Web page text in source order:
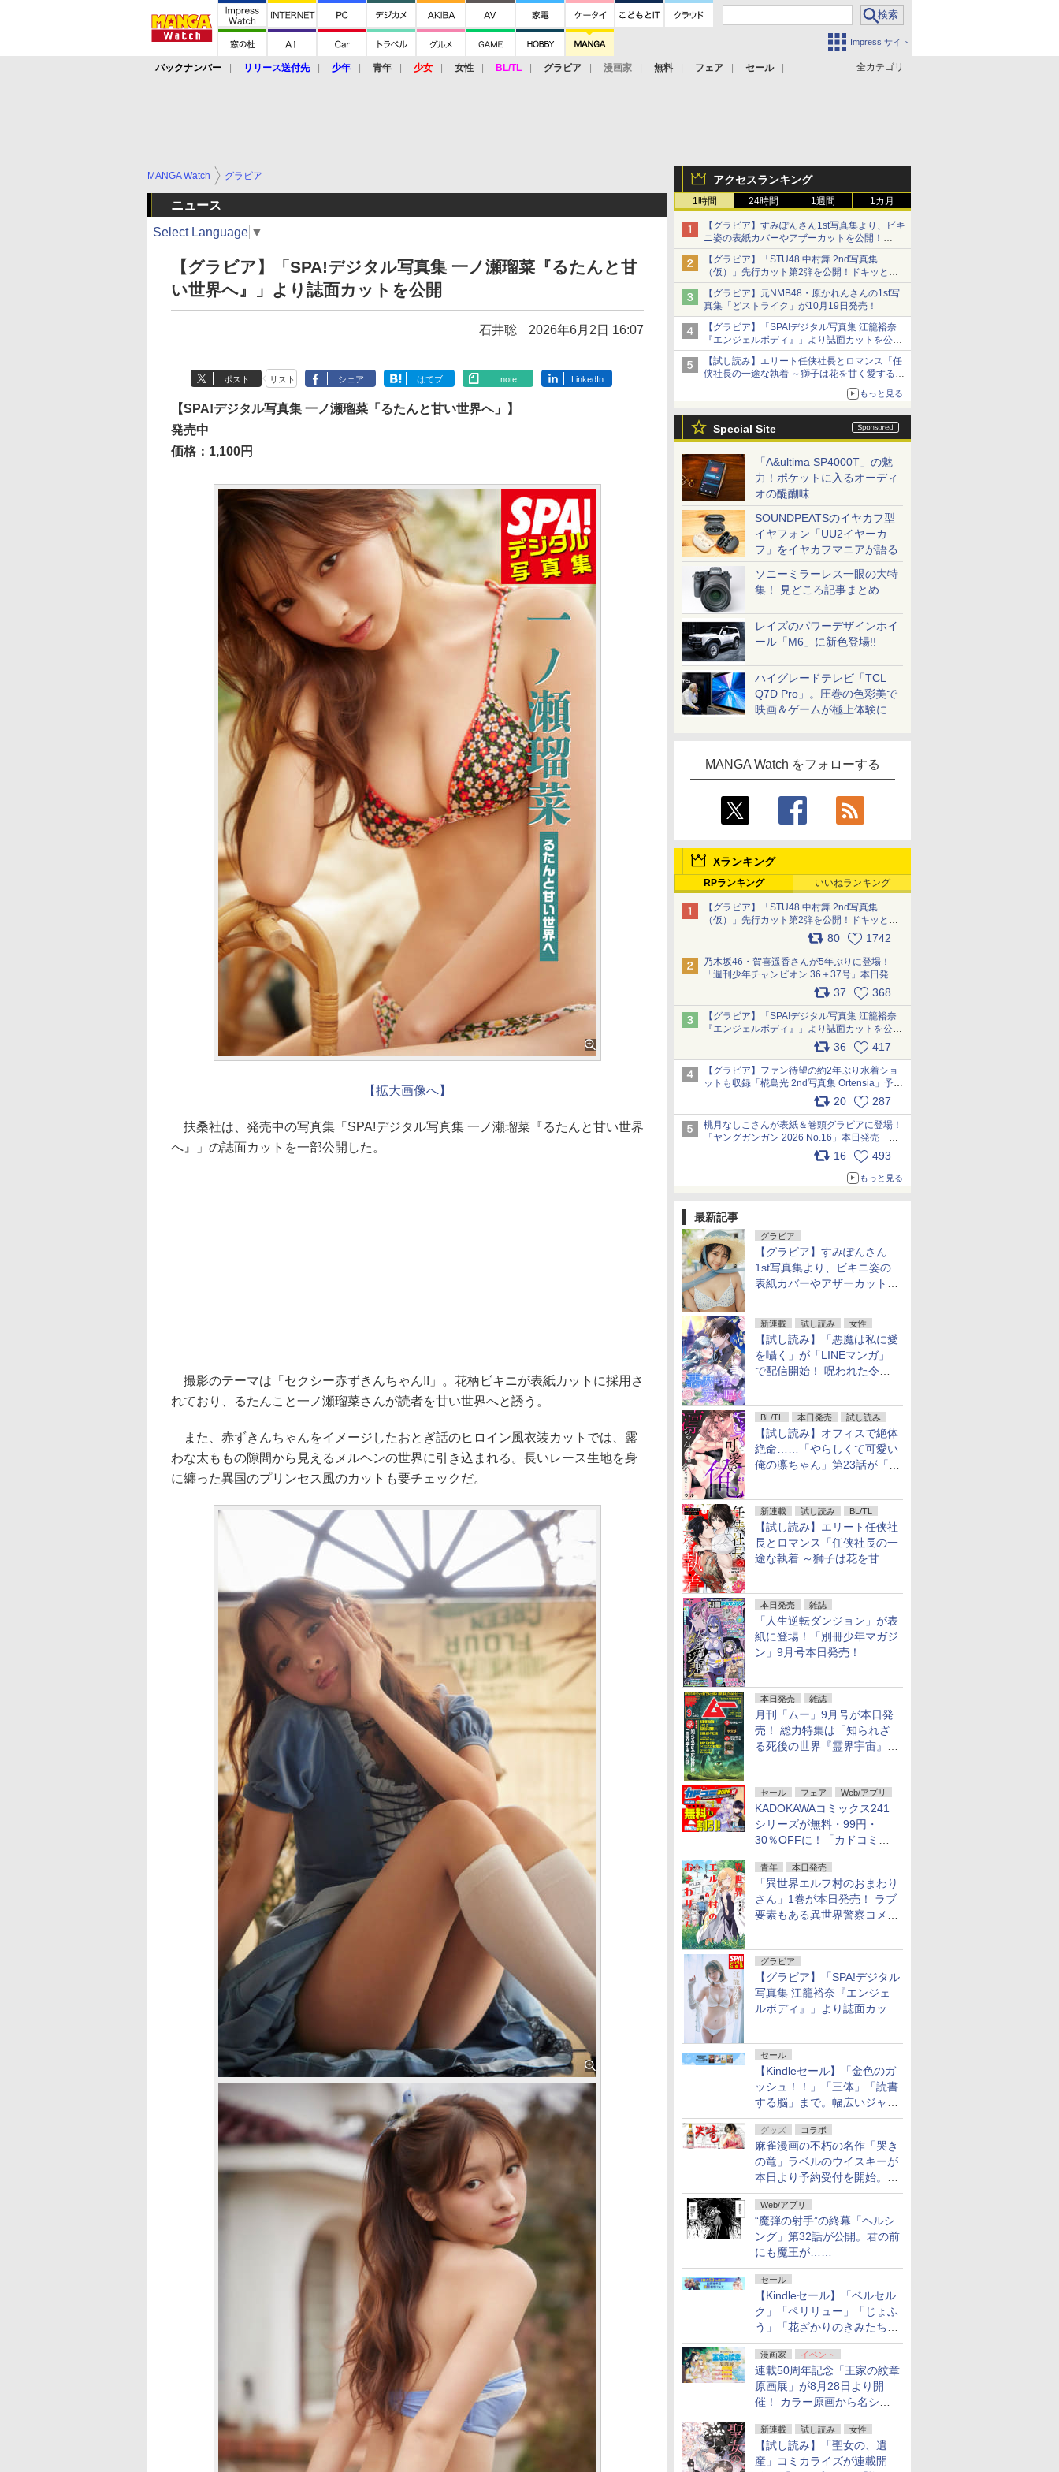
Impress サイト
全カテゴリ
バックナンバー リリース送付先 少年 青年 少女 女性 BL/TL グラビア 漫画家 無料 フェア セール
アクセスランキング
1時間 24時間 1週間 1カ月
【グラビア】すみぽんさん1st写真集より、ビキ
ニ姿の表紙カバーやアザーカットを公開！
タイトルは「offcourt（オフコート）」に決定
【グラビア】「STU48 中村舞 2nd写真集
（仮）」先行カット第2弾を公開！ドキッとす
るランジェリーカットなど新たな挑戦
【グラビア】元NMB48・原かれんさんの1st写
真集「どストライク」が10月19日発売！
【グラビア】「SPA!デジタル写真集 江籠裕奈
『エンジェルボディ』」より誌面カットを公
開！
【試し読み】エリート任侠社長とロマンス「任
侠社長の一途な執着 ～獅子は花を甘く愛する
もっと見る
Special Site
「A&ultima SP4000T」の魅
力！ポケットに入るオーディ
オの醍醐味
SOUNDPEATSのイヤカフ型
イヤフォン「UU2イヤーカ
フ」をイヤカフマニアが語る
ソニーミラーレス一眼の大特
集！ 見どころ記事まとめ
レイズのパワーデザインホイ
ール「M6」に新色登場!!
ハイグレードテレビ「TCL
Q7D Pro」。圧巻の色彩美で
映画＆ゲームが極上体験に
MANGA Watch をフォローする
Xランキング
RPランキング いいねランキング
【グラビア】「STU48 中村舞 2nd写真集
（仮）」先行カット第2弾を公開！ドキッとす
るランジェリーカットなど新たな挑戦
80 1742
乃木坂46・賀喜遥香さんが5年ぶりに登場！
「週刊少年チャンピオン 36＋37号」本日発
売 pic.x.com/2Mo85ZlRvK
37 368
【グラビア】「SPA!デジタル写真集 江籠裕奈
『エンジェルボディ』」より誌面カットを公
開！ pic.x.com/Yl52UEMoko 36 417
【グラビア】ファン待望の約2年ぶり水着ショ
ットも収録「椛島光 2nd写真集 Ortensia」予約
20 287
桃月なしこさんが表紙＆巻頭グラビアに登場！
「ヤングガンガン 2026 No.16」本日発売
16 493
もっと見る
最新記事
グラビア
【グラビア】すみぽんさん
1st写真集より、ビキニ姿の
表紙カバーやアザーカットを
新連載 試し読み 女性
【試し読み】「悪魔は私に愛
を囁く」が「LINEマンガ」
で配信開始！ 呪われた令嬢×
BL/TL 本日発売 試し読み
【試し読み】オフィスで絶体
絶命……「やらしくて可愛い
俺の凛ちゃん」第23話が「コ
新連載 試し読み BL/TL
【試し読み】エリート任侠社
長とロマンス「任侠社長の一
途な執着 ～獅子は花を甘く
本日発売 雑誌
「人生逆転ダンジョン」が表
紙に登場！「別冊少年マガジ
ン」9月号本日発売！
本日発売 雑誌
月刊「ムー」9月号が本日発
売！ 総力特集は「知られざ
る死後の世界『霊界宇宙』の
セール フェア Web/アプリ
KADOKAWAコミックス241
シリーズが無料・99円・
30％OFFに！「カドコミフ
ェア 2026」第2弾が開催中！
青年 本日発売
「異世界エルフ村のおまわり
さん」1巻が本日発売！ ラブ
要素もある異世界警察コメデ
グラビア
【グラビア】「SPA!デジタル
写真集 江籠裕奈『エンジェ
ルボディ』」より誌面カット
セール
【Kindleセール】「金色のガ
ッシュ！！」「三体」「読書
する脳」まで。幅広いジャン
ルの電子書籍が最大65％オ
フ！「Kindle本サマーセー
ル」第2弾が開催中！
グッズ コラボ
麻雀漫画の不朽の名作「哭き
の竜」ラベルのウイスキーが
本日より予約受付を開始。8
月16日まで
Web/アプリ
“魔弾の射手”の終幕「ヘルシ
ング」第32話が公開。君の前
にも魔王が……
セール
【Kindleセール】「ベルセル
ク」「ペリリュー」「じょふ
う」「花ざかりのきみたち
へ」などが最大50％オフ！
「白泉社 夏の大割引セー
ル」が開催中！
漫画家 イベント
連載50周年記念「王家の紋章
原画展」が8月28日より開
催！ カラー原画から名シー
ンの原稿まで
新連載 試し読み 女性
【試し読み】「聖女の、遺
産」コミカライズが連載開
MANGA Watch グラビア
ニュース
Select Language ▼
【グラビア】「SPA!デジタル写真集 一ノ瀬瑠菜『るたんと甘
い世界へ』」より誌面カットを公開
石井聡 2026年6月2日 16:07
ポスト リスト シェア はてブ note LinkedIn
【SPA!デジタル写真集 一ノ瀬瑠菜「るたんと甘い世界へ」】
発売中
価格：1,100円
【拡大画像へ】
扶桑社は、発売中の写真集「SPA!デジタル写真集 一ノ瀬瑠菜『るたんと甘い世界
へ』」の誌面カットを一部公開した。
撮影のテーマは「セクシー赤ずきんちゃん!!」。花柄ビキニが表紙カットに採用さ
れており、るたんこと一ノ瀬瑠菜さんが読者を甘い世界へと誘う。
また、赤ずきんちゃんをイメージしたおとぎ話のヒロイン風衣装カットでは、露
わな太ももの隙間から見えるメルヘンの世界に引き込まれる。長いレース生地を身
に纏った異国のプリンセス風のカットも要チェックだ。